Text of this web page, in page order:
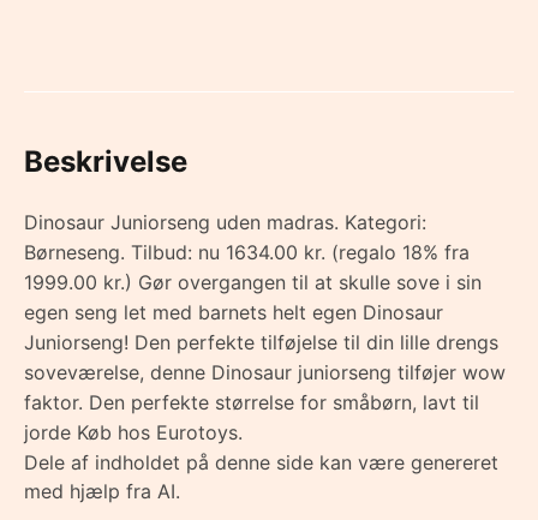
Beskrivelse
Dinosaur Juniorseng uden madras. Kategori:
Børneseng. Tilbud: nu 1634.00 kr. (regalo 18% fra
1999.00 kr.) Gør overgangen til at skulle sove i sin
egen seng let med barnets helt egen Dinosaur
Juniorseng! Den perfekte tilføjelse til din lille drengs
soveværelse, denne Dinosaur juniorseng tilføjer wow
faktor. Den perfekte størrelse for småbørn, lavt til
jorde Køb hos Eurotoys.
Dele af indholdet på denne side kan være genereret
med hjælp fra AI.